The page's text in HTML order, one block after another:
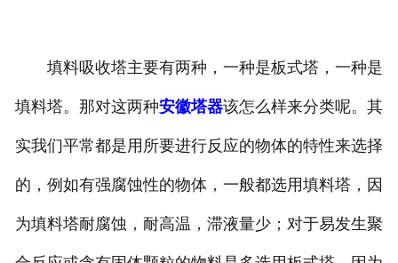
填料吸收塔主要有两种，一种是板式塔，一种是
填料塔。那对这两种安徽塔器该怎么样来分类呢。其
实我们平常都是用所要进行反应的物体的特性来选择
的，例如有强腐蚀性的物体，一般都选用填料塔，因
为填料塔耐腐蚀，耐高温，滞液量少；对于易发生聚